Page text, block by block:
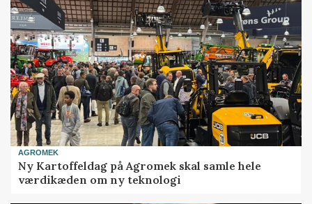
AGROMEK
Ny Kartoffeldag på Agromek skal samle hele
værdikæden om ny teknologi